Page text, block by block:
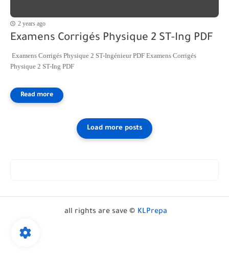
2 years ago
Examens Corrigés Physique 2 ST-Ing PDF
Examens Corrigés Physique 2 ST-Ingénieur PDF Examens Corrigés
Physique 2 ST-Ing PDF
all rights are save © KLPrepa